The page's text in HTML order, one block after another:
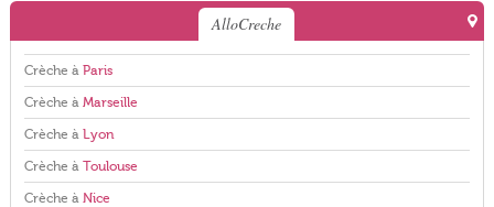
AlloCreche
Crèche à Paris
Crèche à Marseille
Crèche à Lyon
Crèche à Toulouse
Crèche à Nice